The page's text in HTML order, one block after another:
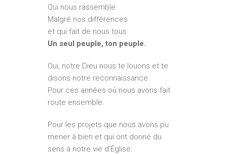
Qui nous rassemble
Malgré nos différences
et qui fait de nous tous
Un seul peuple, ton peuple.
Oui, notre Dieu nous te louons et te
disons notre reconnaissance
Pour ces années où nous avons fait
route ensemble.
Pour les projets que nous avons pu
mener à bien et qui ont donné du
sens à notre vie d’Église.